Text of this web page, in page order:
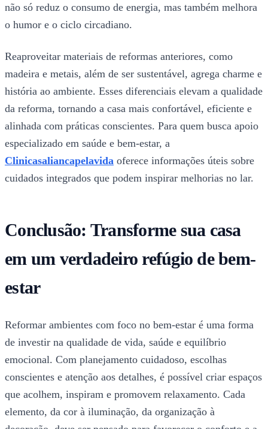
não só reduz o consumo de energia, mas também melhora
o humor e o ciclo circadiano.
Reaproveitar materiais de reformas anteriores, como
madeira e metais, além de ser sustentável, agrega charme e
história ao ambiente. Esses diferenciais elevam a qualidade
da reforma, tornando a casa mais confortável, eficiente e
alinhada com práticas conscientes. Para quem busca apoio
especializado em saúde e bem-estar, a
Clinicasaliancapelavida oferece informações úteis sobre
cuidados integrados que podem inspirar melhorias no lar.
Conclusão: Transforme sua casa
em um verdadeiro refúgio de bem-
estar
Reformar ambientes com foco no bem-estar é uma forma
de investir na qualidade de vida, saúde e equilíbrio
emocional. Com planejamento cuidadoso, escolhas
conscientes e atenção aos detalhes, é possível criar espaços
que acolhem, inspiram e promovem relaxamento. Cada
elemento, da cor à iluminação, da organização à